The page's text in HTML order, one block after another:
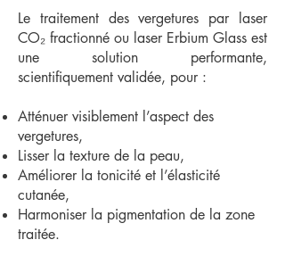
Le traitement des vergetures par laser
CO₂ fractionné ou laser Erbium Glass est
une solution performante,
scientifiquement validée, pour :
Atténuer visiblement l’aspect des
vergetures,
Lisser la texture de la peau,
Améliorer la tonicité et l’élasticité
cutanée,
Harmoniser la pigmentation de la zone
traitée.